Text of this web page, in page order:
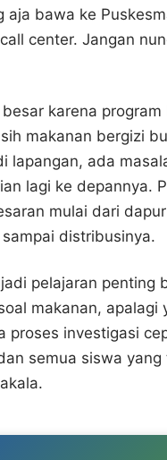
aja bawa ke
center. Jangan
karena program
makanan bergizi
lapangan, ada
lagi ke depannya.
mulai dari
distribusinya.
pelajaran penting
makanan, apalagi
proses investigasi
semua siswa